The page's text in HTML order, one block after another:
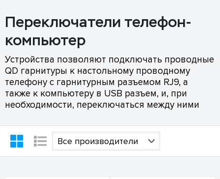
Переключатели телефон-
компьютер
Устройства позволяют подключать проводные
QD гарнитуры к настольному проводному
телефону с гарнитурным разъемом RJ9, а
также к компьютеру в USB разъем, и, при
необходимости, переключаться между ними
Все производители